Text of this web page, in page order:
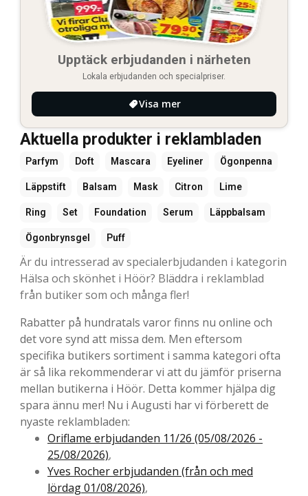
Upptäck erbjudanden i närheten
Lokala erbjudanden och specialpriser.
Visa mer
Aktuella produkter i reklambladen
Parfym Doft Mascara Eyeliner Ögonpenna
Läppstift Balsam Mask Citron Lime
Ring Set Foundation Serum Läppbalsam
Ögonbrynsgel Puff
Är du intresserad av specialerbjudanden i kategorin
Hälsa och skönhet i Höör? Bläddra i reklamblad
från butiker som och många fler!
Rabatter på hundratals varor finns nu online och
det vore synd att missa dem. Men eftersom
specifika butikers sortiment i samma kategori ofta
är så lika rekommenderar vi att du jämför priserna
mellan butikerna i Höör. Detta kommer hjälpa dig
spara ännu mer! Nu i Augusti har vi förberett de
nyaste reklambladen:
Oriflame erbjudanden 11/26 (05/08/2026 -
25/08/2026),
Yves Rocher erbjudanden (från och med
lördag 01/08/2026),